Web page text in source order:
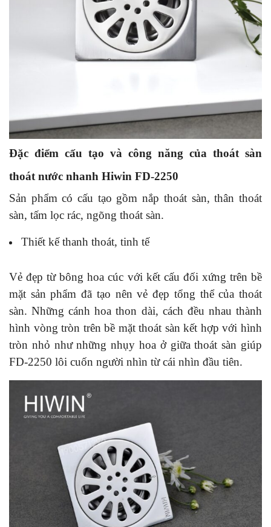
Đặc điểm cấu tạo và công năng của thoát sàn
thoát nước nhanh Hiwin FD-2250
Sản phẩm có cấu tạo gồm nắp thoát sàn, thân thoát
sàn, tấm lọc rác, ngõng thoát sàn.
Thiết kế thanh thoát, tinh tế
Vẻ đẹp từ bông hoa cúc với kết cấu đối xứng trên bề
mặt sản phẩm đã tạo nên vẻ đẹp tổng thể của thoát
sàn. Những cánh hoa thon dài, cách đều nhau thành
hình vòng tròn trên bề mặt thoát sàn kết hợp với hình
tròn nhỏ như những nhụy hoa ở giữa thoát sàn giúp
FD-2250 lôi cuốn người nhìn từ cái nhìn đầu tiên.